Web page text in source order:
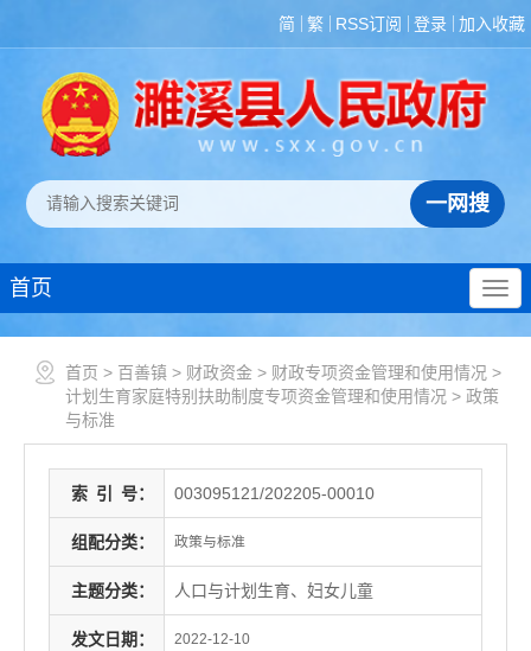
简 繁 RSS订阅 登录 加入收藏
首页
首页 > 百善镇 > 财政资金 > 财政专项资金管理和使用情况 >
计划生育家庭特别扶助制度专项资金管理和使用情况 > 政策
与标准
索 引 号： 003095121/202205-00010
组配分类： 政策与标准
主题分类： 人口与计划生育、妇女儿童
发文日期： 2022-12-10